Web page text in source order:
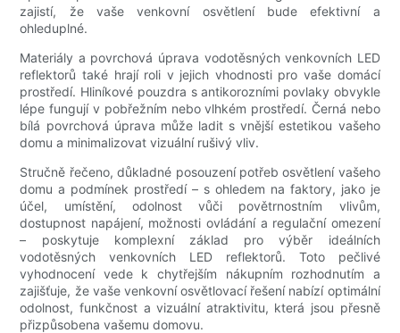
zajistí, že vaše venkovní osvětlení bude efektivní a
ohleduplné.
Materiály a povrchová úprava vodotěsných venkovních LED
reflektorů také hrají roli v jejich vhodnosti pro vaše domácí
prostředí. Hliníkové pouzdra s antikorozními povlaky obvykle
lépe fungují v pobřežním nebo vlhkém prostředí. Černá nebo
bílá povrchová úprava může ladit s vnější estetikou vašeho
domu a minimalizovat vizuální rušivý vliv.
Stručně řečeno, důkladné posouzení potřeb osvětlení vašeho
domu a podmínek prostředí – s ohledem na faktory, jako je
účel, umístění, odolnost vůči povětrnostním vlivům,
dostupnost napájení, možnosti ovládání a regulační omezení
– poskytuje komplexní základ pro výběr ideálních
vodotěsných venkovních LED reflektorů. Toto pečlivé
vyhodnocení vede k chytřejším nákupním rozhodnutím a
zajišťuje, že vaše venkovní osvětlovací řešení nabízí optimální
odolnost, funkčnost a vizuální atraktivitu, která jsou přesně
přizpůsobena vašemu domovu.